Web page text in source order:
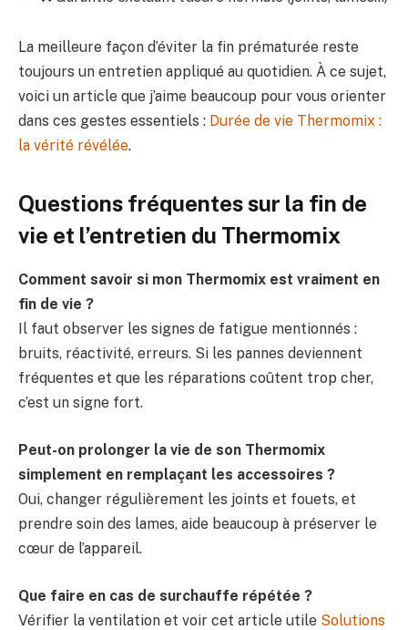
La meilleure façon d’éviter la fin prématurée reste
toujours un entretien appliqué au quotidien. À ce sujet,
voici un article que j’aime beaucoup pour vous orienter
dans ces gestes essentiels : Durée de vie Thermomix :
la vérité révélée.
Questions fréquentes sur la fin de
vie et l’entretien du Thermomix
Comment savoir si mon Thermomix est vraiment en
fin de vie ?
Il faut observer les signes de fatigue mentionnés :
bruits, réactivité, erreurs. Si les pannes deviennent
fréquentes et que les réparations coûtent trop cher,
c’est un signe fort.
Peut-on prolonger la vie de son Thermomix
simplement en remplaçant les accessoires ?
Oui, changer régulièrement les joints et fouets, et
prendre soin des lames, aide beaucoup à préserver le
cœur de l’appareil.
Que faire en cas de surchauffe répétée ?
Vérifier la ventilation et voir cet article utile Solutions